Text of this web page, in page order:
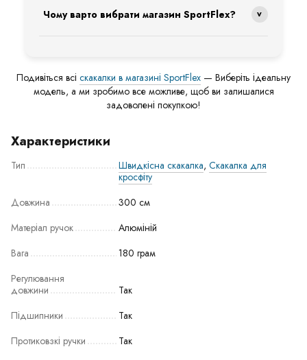
Щоб визначити оптимальну довжину, використовуйте
Ось простий спосіб переконатися, що довжина
обрана правильно:
рівня верху грудей.
Чому варто вибрати магазин SportFlex?
позитивні враження.
Подивіться всі скакалки в магазині SportFlex — Виберіть ідеальну
модель, а ми зробимо все можливе, щоб ви залишалися
задоволені покупкою!
Характеристики
Тип Швидкісна скакалка, Скакалка для
кросфіту
Довжина
300 см
Матеріал ручок
Алюміній
Вага
180 грам
Регулювання
довжини
Так
Підшипники
Так
Протиковзкі ручки
Так